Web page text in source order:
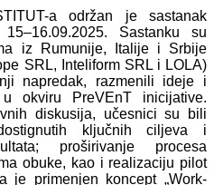
a održan je sastanak
Sastanku su
iz Rumunije, Italije i Srbije
SRL, Inteliform SRL i LOLA)
napredak, razmenili ideje i
okviru PreVEnT inicijative.
diskusija, učesnici su bili
ključnih ciljeva i
proširivanje procesa
obuke, kao i realizaciju pilot
je primenjen koncept „Work-